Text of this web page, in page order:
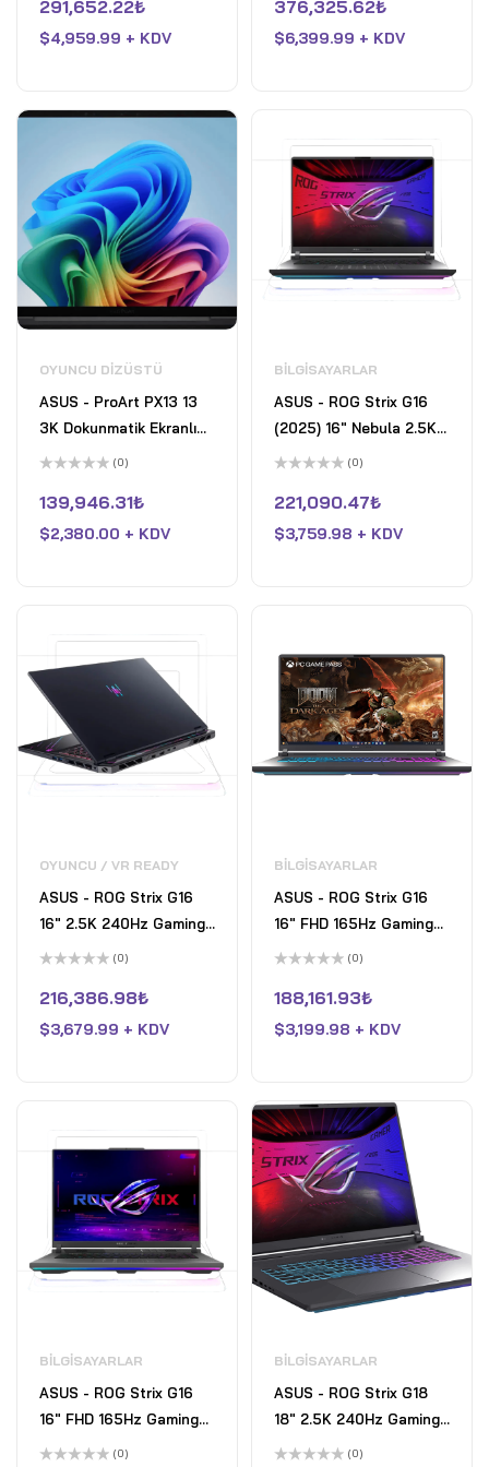
32GB Memory - NVIDIA
GeForce RTX 5070 Ti -
0
aldı
291,652.22₺
$4,959.99 + KDV
64GB Memory - NVIDIA
GeForce RTX 5090 -
0
aldı
376,325.62₺
$6,399.99 + KDV
OYUNCU DIZÜSTÜ
ASUS - ProArt PX13 13
3K Dokunmatik Ekranlı
Dizüstü Bilgisayar -
Ryzen AI 9 HX 370 -
32GB Bellek - RTX 4050
üzerinden
0
aldı
(0)
139,946.31₺
$2,380.00 + KDV
BILGISAYARLAR
ASUS - ROG Strix G16
(2025) 16" Nebula 2.5K
240Hz Gaming Laptop-
275HX- 32GB DDR5-
GeForce RTX 5070- 2TB
üzerinden
0
aldı
(0)
221,090.47₺
$3,759.98 + KDV
OYUNCU / VR READY
ASUS - ROG Strix G16
16" 2.5K 240Hz Gaming
Laptop - AMD Ryzen 9
RAM - NVIDIA GeForce
RTX 5070 Ti - 1TB SSD -
üzerinden
0
aldı
(0)
216,386.98₺
$3,679.99 + KDV
BILGISAYARLAR
ASUS - ROG Strix G16
16" FHD 165Hz Gaming
Laptop - AMD Ryzen 9
GeForce RTX 5070 Ti -
1TB SSD - Eclipse Grey
üzerinden
0
aldı
(0)
188,161.93₺
$3,199.98 + KDV
BILGISAYARLAR
ASUS - ROG Strix G16
16" FHD 165Hz Gaming
Laptop - AMD Ryzen 9
(0)
BILGISAYARLAR
ASUS - ROG Strix G18
18" 2.5K 240Hz Gaming
Laptop - Intel Core Ultra
(0)